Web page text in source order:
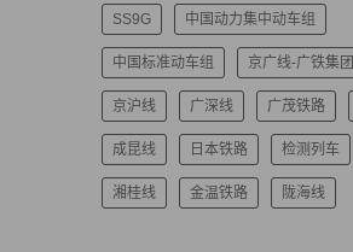
SS9G 中国动力集中动车组
中国标准动车组 京广线-广铁集团
京沪线 广深线 广茂铁路
成昆线 日本铁路 检测列车
湘桂线 金温铁路 陇海线